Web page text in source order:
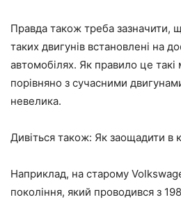
Правда також треба зазначити,
таких двигунів встановлені на
автомобілях. Як правило це такі
порівняно з сучасними
невелика.
Дивіться також: Як заощадити в
Наприклад, на старому
покоління, який проводився з